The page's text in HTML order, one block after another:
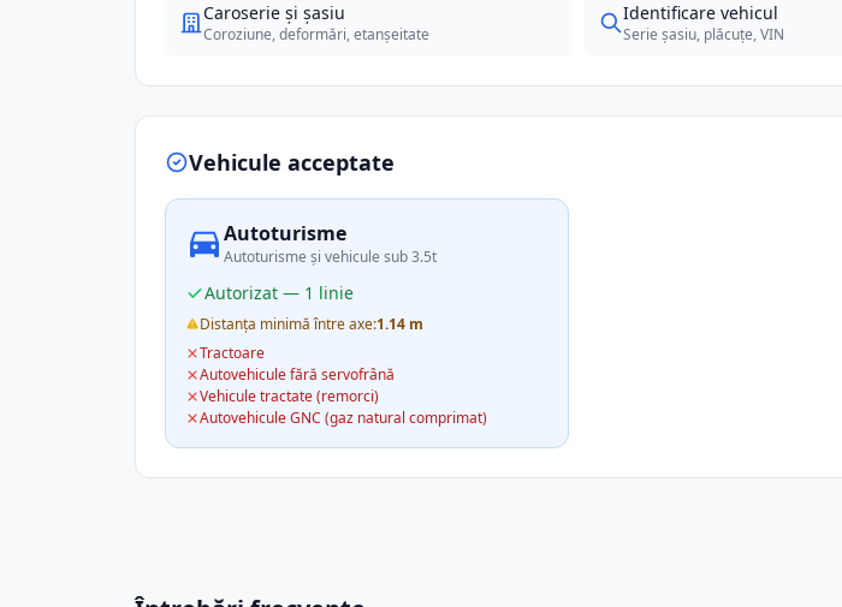
Caroserie și șasiu
Coroziune, deformări, etanșeitate
Identificare vehicul
Serie șasiu, plăcuțe, VIN
Vehicule acceptate
Autoturisme
Autoturisme și vehicule sub 3.5t
Autorizat — 1 linie
Distanța minimă între axe:1.14 m
Tractoare
Autovehicule fără servofrână
Vehicule tractate (remorci)
Autovehicule GNC (gaz natural comprimat)